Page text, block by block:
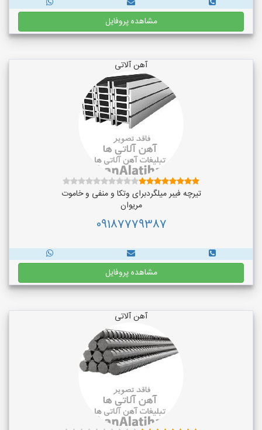
مشاهده پروفایل
آهن آلاتی
تیرچه فیبر میلگردبرای وتکا و منفی و خاموت
مریوان
09187779387
مشاهده پروفایل
آهن آلاتی